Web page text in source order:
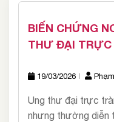
BIẾN CHỨNG
THƯ ĐẠI TRỰC
19/03/2026
Ung thư đại trực
nhưng thường diễn